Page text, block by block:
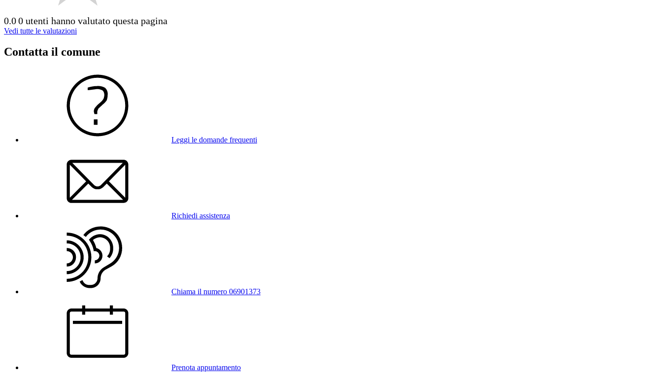
0.00 utenti hanno valutato questa pagina
Vedi tutte le valutazioni
Contatta il comune
Leggi le domande frequenti
Richiedi assistenza
Chiama il numero 06901373
Prenota appuntamento